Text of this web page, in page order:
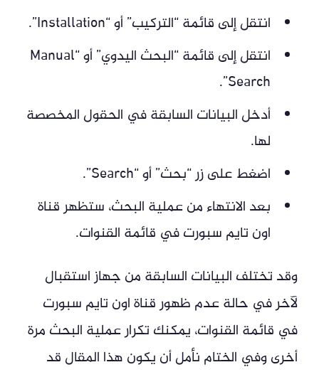
انتقل إلى قائمة “التركيب” أو “Installation”.
انتقل إلى قائمة “البحث اليدوي” أو “Manual
Search”.
أدخل البيانات السابقة في الحقول المخصصة
لها.
اضغط على زر “بحث” أو “Search”.
بعد الانتهاء من عملية البحث، ستظهر قناة
اون تايم سبورت في قائمة القنوات.
وقد تختلف البيانات السابقة من جهاز استقبال
لآخر في حالة عدم ظهور قناة اون تايم سبورت
في قائمة القنوات، يمكنك تكرار عملية البحث مرة
أخرى وفي الختام نأمل أن يكون هذا المقال قد